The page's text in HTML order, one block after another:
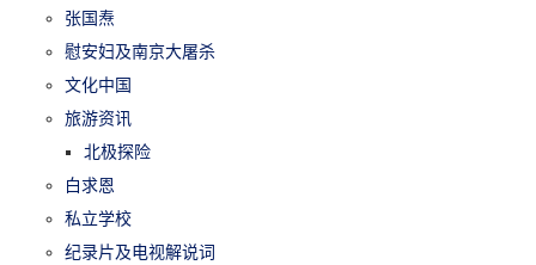
张国焘
慰安妇及南京大屠杀
文化中国
旅游资讯
北极探险
白求恩
私立学校
纪录片及电视解说词